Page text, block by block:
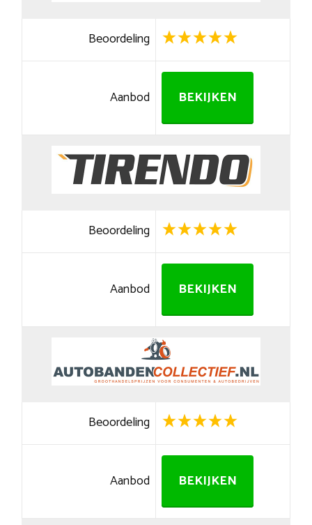
Beoordeling
Aanbod BEKIJKEN
Beoordeling
Aanbod BEKIJKEN
Beoordeling
Aanbod BEKIJKEN